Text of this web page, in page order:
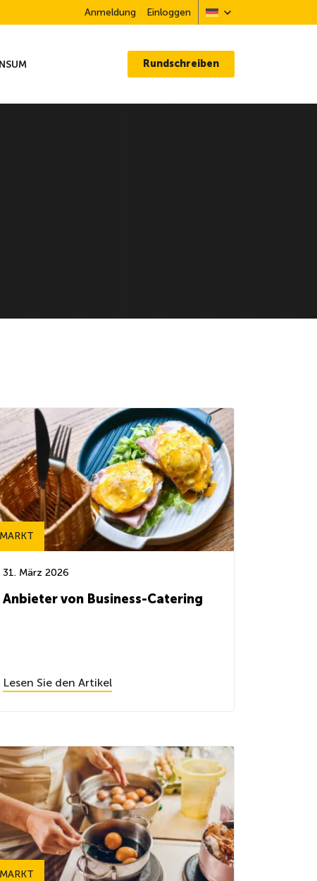
Anmeldung Einloggen
Rundschreiben
MARKT
31. März 2026
Anbieter von Business-Catering
Lesen Sie den Artikel
MARKT